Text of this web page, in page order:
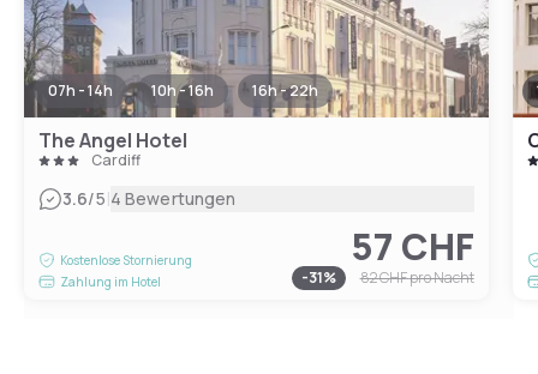
07h - 14h 10h - 16h 16h - 22h
The Angel Hotel
Cardiff
3.6/5|4 Bewertungen
Kostenlose Stornierung
Zahlung im Hotel
57 CHF
-31% 82 CHFpro Nacht